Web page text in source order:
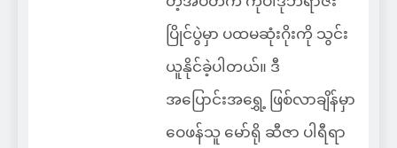
ပြိုင်ပွဲမှာ ပထမဆုံးဂိုးကို သွင်း
ယူနိုင်ခဲ့ပါတယ်။ ဒီ
အပြောင်းအရွှေ့ ဖြစ်လာချိန်မှာ
ဝေဖန်သူ မော်ရို ဆီဇာ ပါရီရာ